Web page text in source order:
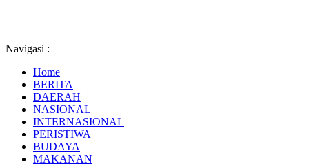
Navigasi :
Home
BERITA
DAERAH
NASIONAL
INTERNASIONAL
PERISTIWA
BUDAYA
MAKANAN